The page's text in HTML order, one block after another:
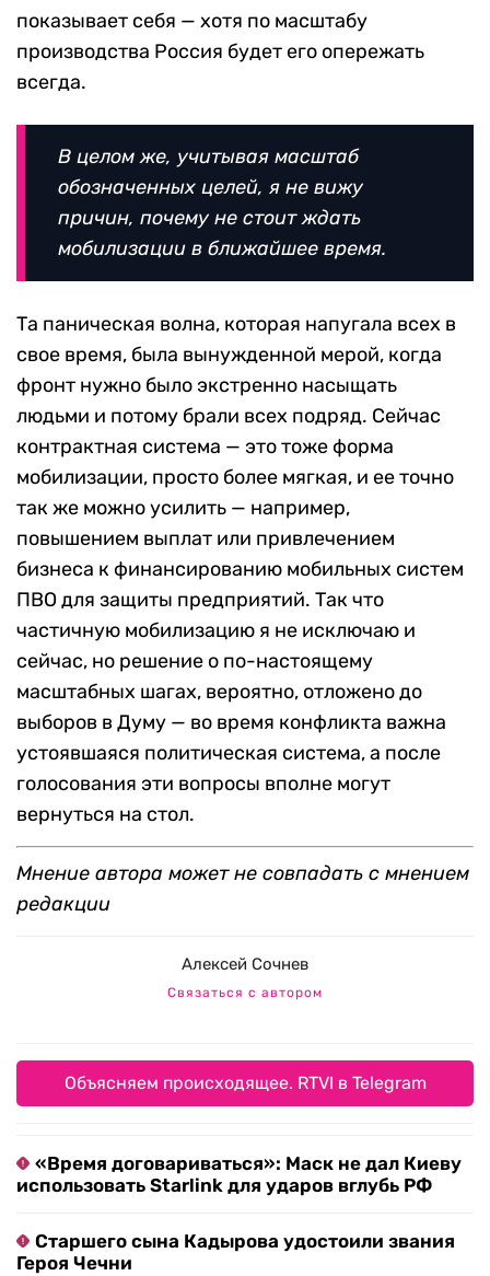
показывает себя — хотя по масштабу
производства Россия будет его опережать
всегда.
В целом же, учитывая масштаб
обозначенных целей, я не вижу
причин, почему не стоит ждать
мобилизации в ближайшее время.
Та паническая волна, которая напугала всех в
свое время, была вынужденной мерой, когда
фронт нужно было экстренно насыщать
людьми и потому брали всех подряд. Сейчас
контрактная система — это тоже форма
мобилизации, просто более мягкая, и ее точно
так же можно усилить — например,
повышением выплат или привлечением
бизнеса к финансированию мобильных систем
ПВО для защиты предприятий. Так что
частичную мобилизацию я не исключаю и
сейчас, но решение о по-настоящему
масштабных шагах, вероятно, отложено до
выборов в Думу — во время конфликта важна
устоявшаяся политическая система, а после
голосования эти вопросы вполне могут
вернуться на стол.
Мнение автора может не совпадать с мнением
редакции
Алексей Сочнев
Связаться с автором
Объясняем происходящее. RTVI в Telegram
«Время договариваться»: Маск не дал Киеву
использовать Starlink для ударов вглубь РФ
Старшего сына Кадырова удостоили звания
Героя Чечни